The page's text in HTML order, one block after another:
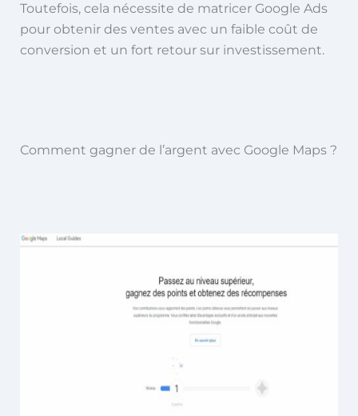
Toutefois, cela nécessite de matricer Google Ads
pour obtenir des ventes avec un faible coût de
conversion et un fort retour sur investissement.
Comment gagner de l’argent avec Google Maps ?